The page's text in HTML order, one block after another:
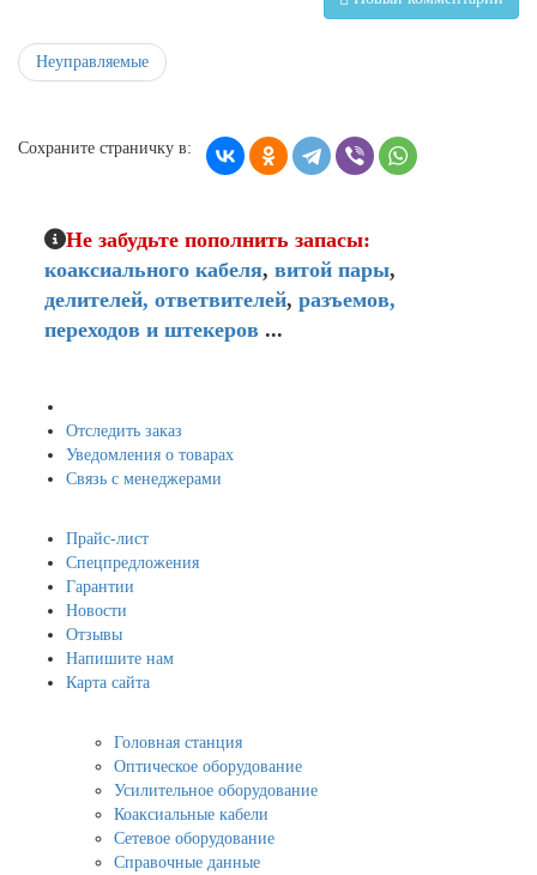
Неуправляемые
Сохраните страничку в:
Не забудьте пополнить запасы:
коаксиального кабеля, витой пары,
делителей, ответвителей, разъемов,
переходов и штекеров ...
Отследить заказ
Уведомления о товарах
Связь с менеджерами
Прайс-лист
Спецпредложения
Гарантии
Новости
Отзывы
Напишите нам
Карта сайта
Головная станция
Оптическое оборудование
Усилительное оборудование
Коаксиальные кабели
Сетевое оборудование
Справочные данные